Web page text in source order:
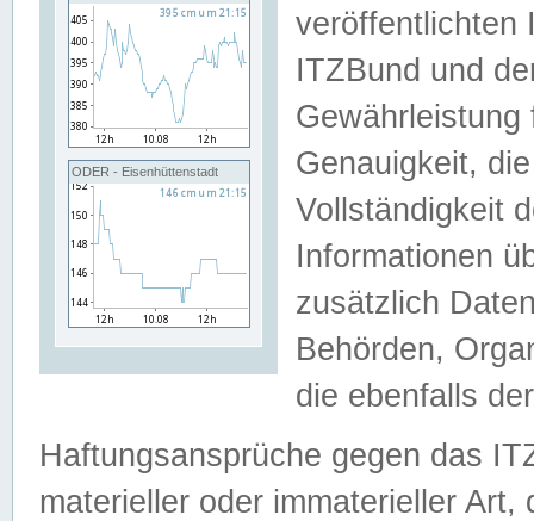
ODER - Eisenhüttenstadt
veröffentlichten
ITZBund und
Genauigkeit,
Vollständigkeit
Informationen
zusätzlich
Behörden,
die ebenfalls
Haftungsansprüche gegen das
materieller oder immaterieller